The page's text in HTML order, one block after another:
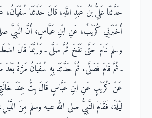
حَدَّثَنَا عَلِيُّ بْنُ عَبْدِ اللَّهِ، قَالَ حَدَّثَنَا
أَخْبَرَنِي كُرَيْبٌ، عَنِ ابْنِ عَبَّاسٍ، أَنَّ النَّبِيَّ صلى
وسلم نَامَ حَتَّى نَفَخَ ثُمَّ صَلَّى ـ وَرُبَّمَا قَالَ
ـ ثُمَّ قَامَ فَصَلَّى‏.‏ ثُمَّ حَدَّثَنَا بِهِ سُفْيَانُ مَرَّةً
عَنْ كُرَيْبٍ عَنِ ابْنِ عَبَّاسٍ قَالَ بِتُّ عِنْدَ
لَيْلَةً، فَقَامَ النَّبِيُّ صلى الله عليه وسلم مِنَ